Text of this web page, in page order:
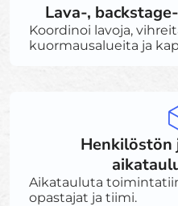
Lava-,
Koordinoi lavoja,
kuormausalueita ja
Aikatauluta
opastajat ja tiimi.